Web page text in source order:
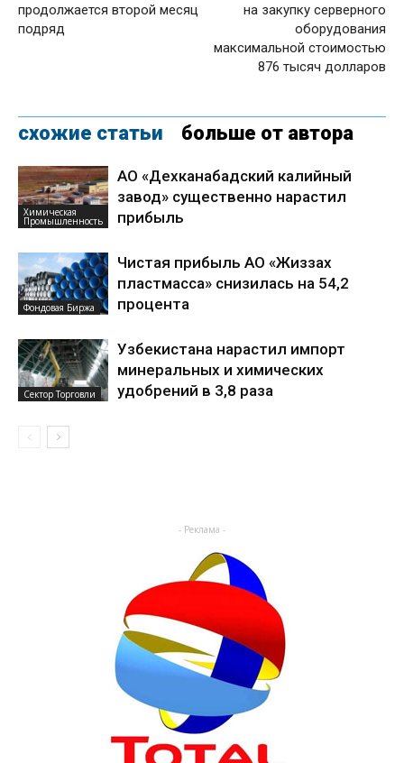
продолжается второй месяц
подряд
на закупку серверного
оборудования
максимальной стоимостью
876 тысяч долларов
схожие статьи больше от автора
Химическая
Промышленность
АО «Дехканабадский калийный
завод» существенно нарастил
прибыль
Фондовая Биржа
Чистая прибыль АО «Жиззах
пластмасса» снизилась на 54,2
процента
Сектор Торговли
Узбекистана нарастил импорт
минеральных и химических
удобрений в 3,8 раза
- Реклама -